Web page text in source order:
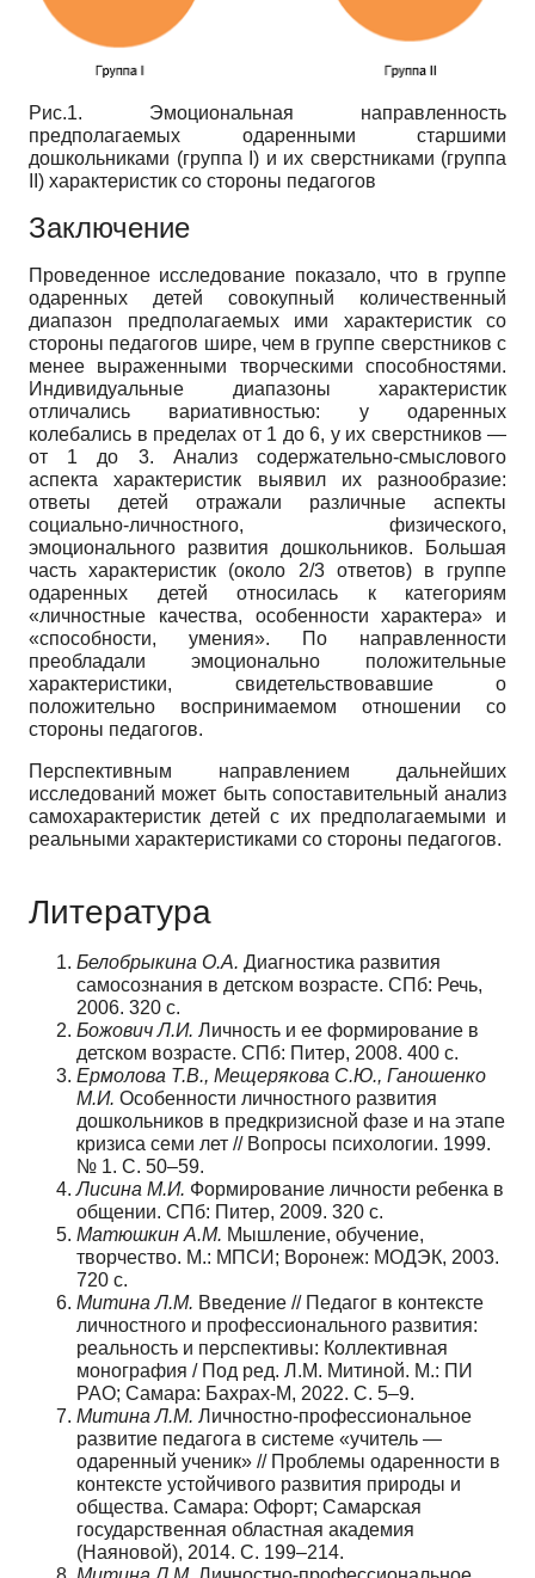
Рис.1. Эмоциональная направленность
предполагаемых одаренными старшими
дошкольниками (группа I) и их сверстниками (группа
II) характеристик со стороны педагогов
Заключение
Проведенное исследование показало, что в группе
одаренных детей совокупный количественный
диапазон предполагаемых ими характеристик со
стороны педагогов шире, чем в группе сверстников с
менее выраженными творческими способностями.
Индивидуальные диапазоны характеристик
отличались вариативностью: у одаренных
колебались в пределах от 1 до 6, у их сверстников —
от 1 до 3. Анализ содержательно-смыслового
аспекта характеристик выявил их разнообразие:
ответы детей отражали различные аспекты
социально-личностного, физического,
эмоционального развития дошкольников. Большая
часть характеристик (около 2/3 ответов) в группе
одаренных детей относилась к категориям
«личностные качества, особенности характера» и
«способности, умения». По направленности
преобладали эмоционально положительные
характеристики, свидетельствовавшие о
положительно воспринимаемом отношении со
стороны педагогов.
Перспективным направлением дальнейших
исследований может быть сопоставительный анализ
самохарактеристик детей с их предполагаемыми и
реальными характеристиками со стороны педагогов.
Литература
Белобрыкина О.А. Диагностика развития
самосознания в детском возрасте. СПб: Речь,
2006. 320 с.
Божович Л.И. Личность и ее формирование в
детском возрасте. СПб: Питер, 2008. 400 с.
Ермолова Т.В., Мещерякова С.Ю., Ганошенко
М.И. Особенности личностного развития
дошкольников в предкризисной фазе и на этапе
кризиса семи лет // Вопросы психологии. 1999.
№ 1. С. 50–59.
Лисина М.И. Формирование личности ребенка в
общении. СПб: Питер, 2009. 320 с.
Матюшкин А.М. Мышление, обучение,
творчество. М.: МПСИ; Воронеж: МОДЭК, 2003.
720 с.
Митина Л.М. Введение // Педагог в контексте
личностного и профессионального развития:
реальность и перспективы: Коллективная
монография / Под ред. Л.М. Митиной. М.: ПИ
РАО; Самара: Бахрах-М, 2022. С. 5–9.
Митина Л.М. Личностно-профессиональное
развитие педагога в системе «учитель —
одаренный ученик» // Проблемы одаренности в
контексте устойчивого развития природы и
общества. Самара: Офорт; Самарская
государственная областная академия
(Наяновой), 2014. С. 199–214.